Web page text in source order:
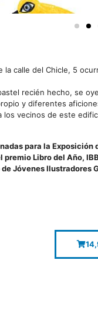
la calle del Chicle, 5
recién hecho, se
y diferentes
los vecinos de este
para la Exposición
premio Libro del Año,
Jóvenes Ilustradores